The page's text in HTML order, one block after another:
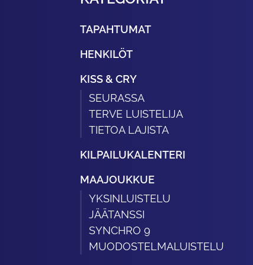
TAPAHTUMAT
HENKILÖT
KISS & CRY
SEURASSA
TERVE LUISTELIJA
TIETOA LAJISTA
KILPAILUKALENTERI
MAAJOUKKUE
YKSINLUISTELU
JÄÄTANSSI
SYNCHRO 9
MUODOSTELMALUISTELU